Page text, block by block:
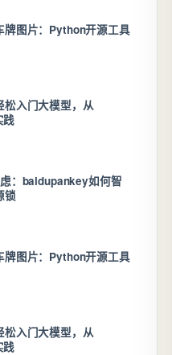
牌图片：Python开源工具
松入门大模型，从
践
：baidupankey如何智
锁
牌图片：Python开源工具
松入门大模型，从
践